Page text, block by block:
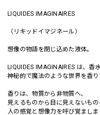
LIQUIDES IMAGINAIRES
（リキッドイマジネール）
想像の物語を閉じ込めた液体。
LIQUIDES IMAGINAIRES は、香
神秘的で魔法のような世界を香
香りは、物質から非物質へ、
見えるものから目に見えないもの
人の感覚と想像力を呼び覚ましま